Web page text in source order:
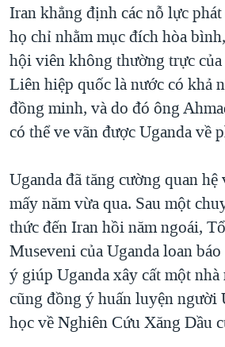
Iran khẳng định các nỗ lực
họ chỉ nhằm mục đích hòa
hội viên không thường trực
Liên hiệp quốc là nước có khả
đồng minh, và do đó ông
có thể ve vãn được Uganda về
Uganda đã tăng cường quan
mấy năm vừa qua. Sau một
thức đến Iran hồi năm ngoái,
Museveni của Uganda loan
ý giúp Uganda xây cất một
cũng đồng ý huấn luyện người
học về Nghiên Cứu Xăng Dầu